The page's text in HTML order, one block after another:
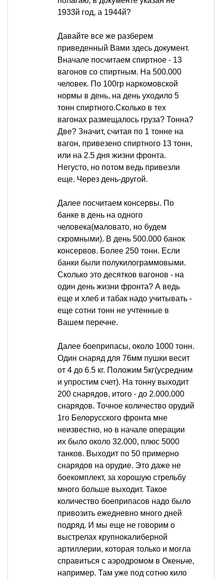
1933й год, а 1944й?
Давайте все же разберем
приведенный Вами здесь документ.
Вначале посчитаем спиртное - 13
вагонов со спиртным. На 500.000
человек. По 100гр наркомовской
нормы в день, на день уходило 5
тонн спиртного.Сколько в тех
вагонах размещалось груза? Тонна?
Две? Значит, считая по 1 тонне на
вагон, привезено спиртного 13 тонн,
или на 2.5 дня жизни фронта.
Негусто, но потом ведь привезли
еще. Через день-другой.
Далее посчитаем консервы. По
банке в день на одного
человека(маловато, но будем
скромными). В день 500.000 банок
консервов. Более 250 тонн. Если
банки были полукилограммовыми.
Сколько это десятков вагонов - на
один день жизни фронта? А ведь
еще и хлеб и табак надо учитывать -
еще сотни тонн не учтенные в
Вашем перечне.
Далее боеприпасы, около 1000 тонн.
Один снаряд для 76мм пушки весит
от 4 до 6.5 кг. Положим 5кг(усредним
и упростим счет). На тонну выходит
200 снарядов, итого - до 2.000.000
снарядов. Точное количество орудий
1го Белорусского фронта мне
неизвестно, но в начале операции
их было около 32.000, плюс 5000
танков. Выходит по 50 примерно
снарядов на орудие. Это даже не
боекомплект, за хорошую стрельбу
много больше выходит. Такое
количество боеприпасов надо было
привозить ежедневно много дней
подряд. И мы еще не говорим о
выстрелах крупнокалиберной
артиллерии, которая только и могла
справиться с аэродромом в Океньче,
например. Там уже под сотню кило